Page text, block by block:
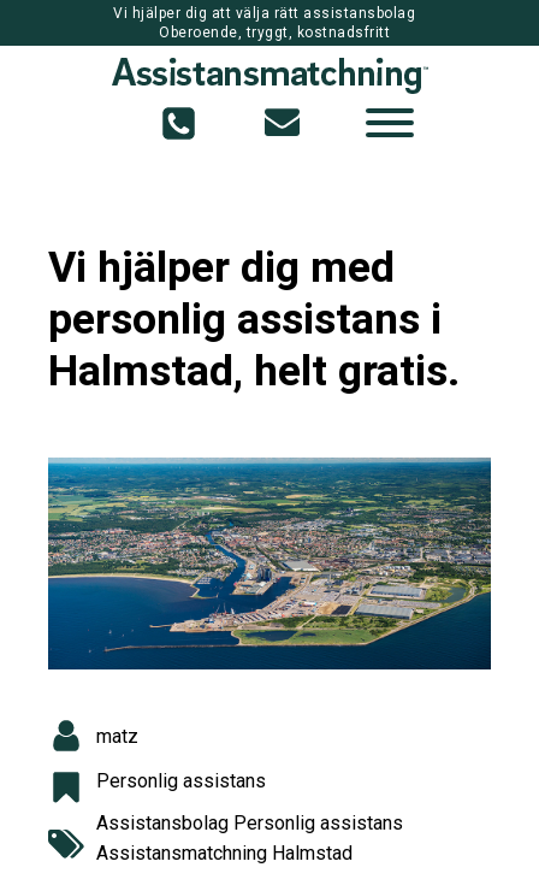
Vi hjälper dig att välja rätt assistansbolag
Oberoende, tryggt, kostnadsfritt
Vi hjälper dig med
personlig assistans i
Halmstad, helt gratis.
matz
Personlig assistans
Assistansbolag Personlig assistans
Assistansmatchning Halmstad